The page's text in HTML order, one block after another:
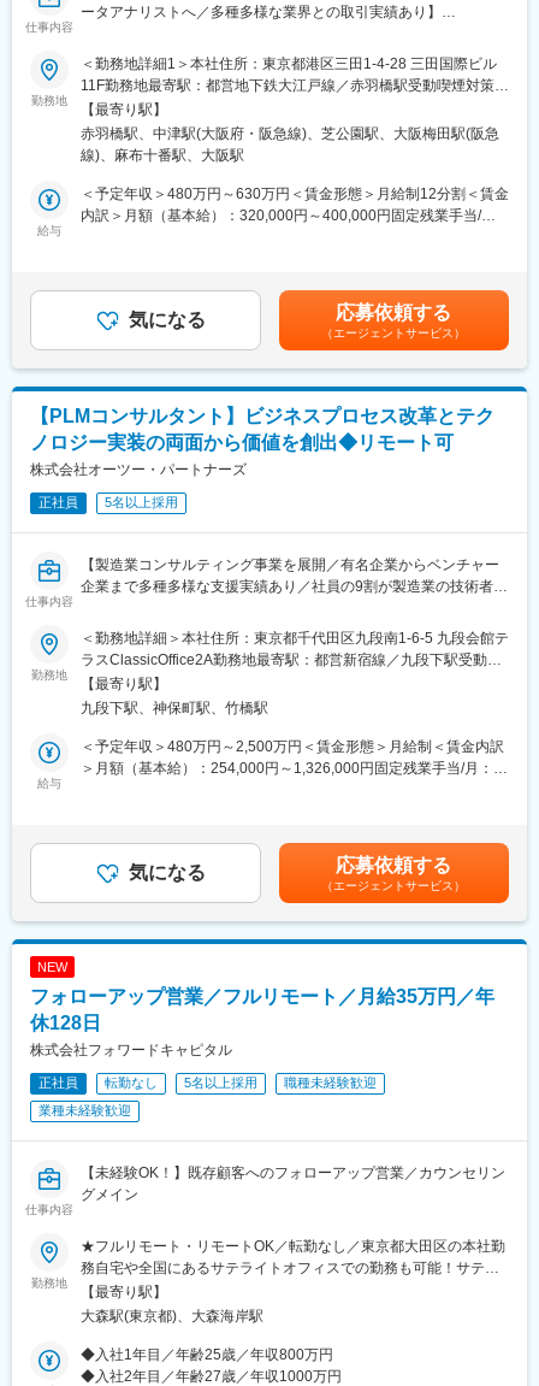
＜地域が抱えるDX/SXの課題例＞
地域特有の産業構造と課題への対応など
＜当社のプロジェクト実例＞
https://www.ccube-consulting.co.jp/case/
「市のデジタル政策立案・DX推進を担当する中で、地域活性化に
は多様なプレーヤーの連携が不可欠と感じた。当社が地域創生の
・高レベルなマネージャーからの指導と、内部研修でのロジカル
シンキング研修など、成長機会が豊富。
サポート。
・大手コンサルティング会社出身の上長と、非常に近い距離でコ
ンサル業務を行うことが可能。
＜キャリアパスについて＞
アソシエイト→シニアアソシエイト→マネージャー→シニアマネ
ージャー→プリンシパル
変更の範囲：会社の定める業務
仕事内容
ータアナリストへ／多種多様な業界との取引実績あり】
データを活用して企業の業務課題を解決する当社にて、データア
ナリストを募集いたします。
■業務概要
クライアントから受領するデータを分析し、業務課題解決・経営
課題解決に向けたプロジェクトへ参画頂きます。
本ポジションはアナリスト職として「知りたいことが分かる分
析」「議論するための材料となる分析」「仮説が正しいか検証で
■プロジェクト例（JR西日本様プロジェクト、一例）
・流動データの可視化と、それに基づく施策の検討
（2）マーケティング分野への適用拡大
・山陽新幹線および近畿圏在来線の収益向上に関する共同プロジ
ェクト
・Club J-WESTメンバーの利便性向上を目的とする共同プロジェ
クト
・ICOCAデータ分析における共同プロジェクトおよび、共同特許
出願
研修では1か月半～2か月の期間にて当社独自の分析方法を習得し
ていただくため、分析で使用するSQLというデータベース言語の
習得、データ可視化ツール（tableau）の習得を目指し研修を受け
ていただきます。
プロジェクトへのアサインとなります。
・BIツール（Tableau）を活用したデータの可視化 等
■チーム内コミュニケーションについて
情報交換の場としてチーム内でシェア会を実施しています。直近
て情報交換を行い、相互の業務状況を理解したり、知識を深める
場として活用されています。
■配属組織構成
ディレクター含め合計15名、平均年齢は約33歳です。チームリー
ダーは前職化学系メーカーの研究職。その他、理系学部や大学
院、研究開発職出身者が活躍中です。
勤務地
＜勤務地詳細1＞本社住所：東京都港区三田1-4-28 三田国際ビル
11F勤務地最寄駅：都営地下鉄大江戸線／赤羽橋駅受動喫煙対策：
屋内全面禁煙＜勤務地詳細2＞大阪オフィス住所：大阪府大阪市北
区大深町6番38号 グラングリーン大阪 北館 JAM BASE 4階
JAM-STUDIO 404号室勤務地最寄駅：JR線／大阪駅受動喫煙対
【最寄り駅】
赤羽橋駅、中津駅(大阪府・阪急線)、芝公園駅、大阪梅田駅(阪急
線)、麻布十番駅、大阪駅
給与
＜予定年収＞480万円～630万円＜賃金形態＞月給制12分割＜賃金
内訳＞月額（基本給）：320,000円～400,000円固定残業手当/
＞オファー年収はご経験・スキルに応じて決定いたします。リア
ルタイムプロモーションという評価制度があり、毎月、昇給の機
会があります。過去には入社2ヶ月で給与が上がった方もいます。
賃金はあくまでも目安の金額であり、選考を通じて上下する可能
性があります。月給(月額)は固定手当を含めた表記です。
気になる 応募依頼する
（エージェントサービス）
【PLMコンサルタント】ビジネスプロセス改革とテク
ノロジー実装の両面から価値を創出◆リモート可
株式会社オーツー・パートナーズ
正社員 5名以上採用
仕事内容
【製造業コンサルティング事業を展開／有名企業からベンチャー
企業まで多種多様な支援実績あり／社員の9割が製造業の技術者出
■募集背景：
当社では、PLM（Product Lifecycle Management）の導入を単な
るシステム実装と捉えるのではなく、製造業のお客様のビジネス
変革の触媒として位置づけています。多くのコンサルティングフ
ァームがシステム側かビジネス側のどちらかに偏重する中、私た
ちは「業務とシステムの二刀流」のアプローチでクライアントの
■業務内容：
・クライアントの製品開発プロセスと情報伝達の現状調査とあり
業務プロセス変革推進
・クライアント特有の競争優位性を強化するカスタム機能開発の
定義・支援
■当社について：
と、新製品開発や新規生産設備導入等製造業におけるプロジェク
トマネジメントサービスを提供するPM事業を展開しています。当
集致します。
変更の範囲：会社の定める業務
勤務地
＜勤務地詳細＞本社住所：東京都千代田区九段南1-6-5 九段会館テ
ラスClassicOffice2A勤務地最寄駅：都営新宿線／九段下駅受動喫
煙対策：屋内全面禁煙変更の範囲：会社の定める事業所（リモー
トワーク含む）
【最寄り駅】
九段下駅、神保町駅、竹橋駅
給与
＜予定年収＞480万円～2,500万円＜賃金形態＞月給制＜賃金内訳
＞月額（基本給）：254,000円～1,326,000円固定残業手当/月：
当社基準により待遇を決定するが、待遇については応相談・人事
評価に基づき年１回の報酬見直し（4月）・業績により年2回賞与
支給 （2023年実績、2.0か月支給）・別途決算賞与あり（2023年
実績、1.0か月支給）賃金はあくまでも目安の金額であり、選考を
通じて上下する可能性があります。月給(月額)は固定手当を含めた
気になる 応募依頼する
（エージェントサービス）
NEW
フォローアップ営業／フルリモート／月給35万円／年
休128日
株式会社フォワードキャピタル
正社員 転勤なし 5名以上採用
職種未経験歓迎
業種未経験歓迎
仕事内容
【未経験OK！】既存顧客へのフォローアップ営業／カウンセリン
グメイン
勤務地
★フルリモート・リモートOK／転勤なし／東京都大田区の本社勤
務自宅や全国にあるサテライトオフィスでの勤務も可能！サテラ
イトオフィスは駅から徒歩5分ほどの立地で好アクセス！好きな場
所を選んで、自由にテレワークもできます。居住はどこでもOK！
【最寄り駅】
大森駅(東京都)、大森海岸駅
◆入社1年目／年齢25歳／年収800万円
◆入社2年目／年齢27歳／年収1000万円